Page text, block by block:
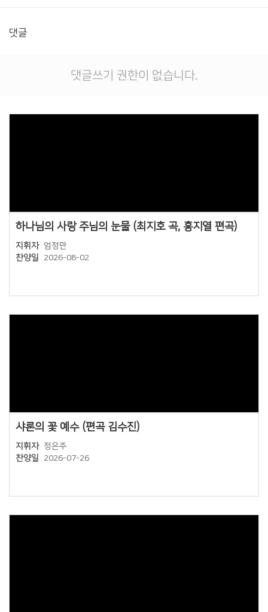
댓글
댓글쓰기 권한이 없습니다.
하나님의 사랑 주님의 눈물 (최지호 곡, 홍지열 편곡)
지휘자 엄정만
찬양일
2026-08-02
샤론의 꽃 예수 (편곡 김수진)
지휘자 정은주
찬양일
2026-07-26